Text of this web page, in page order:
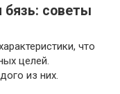
бязь: советы
что
целей.
из них.